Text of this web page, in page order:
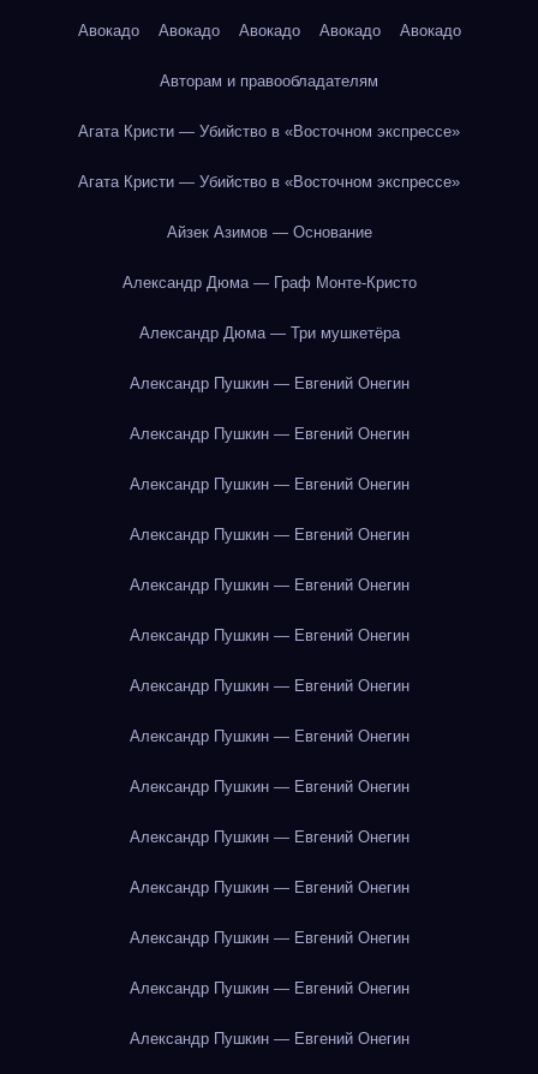
Авокадо Авокадо Авокадо Авокадо Авокадо
Авторам и правообладателям
Агата Кристи — Убийство в «Восточном экспрессе»
Агата Кристи — Убийство в «Восточном экспрессе»
Айзек Азимов — Основание
Александр Дюма — Граф Монте-Кристо
Александр Дюма — Три мушкетёра
Александр Пушкин — Евгений Онегин
Александр Пушкин — Евгений Онегин
Александр Пушкин — Евгений Онегин
Александр Пушкин — Евгений Онегин
Александр Пушкин — Евгений Онегин
Александр Пушкин — Евгений Онегин
Александр Пушкин — Евгений Онегин
Александр Пушкин — Евгений Онегин
Александр Пушкин — Евгений Онегин
Александр Пушкин — Евгений Онегин
Александр Пушкин — Евгений Онегин
Александр Пушкин — Евгений Онегин
Александр Пушкин — Евгений Онегин
Александр Пушкин — Евгений Онегин